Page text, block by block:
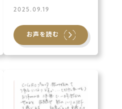
2025.09.19
お声を読む